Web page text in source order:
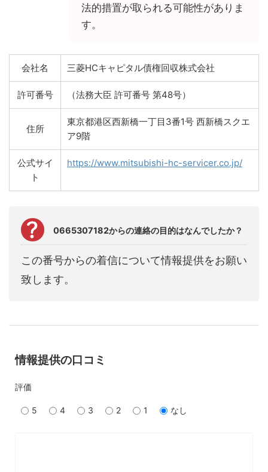
法的措置が取られる可能性がありま
す。
会社名 三菱HCキャピタル債権回収株式会社
許可番号 （法務大臣 許可番号 第48号）
住所
東京都港区西新橋一丁目3番1号 西新橋スクエ
ア9階
公式サイ
ト
https://www.mitsubishi-hc-servicer.co.jp/
0665307182からの連絡の目的はなんでしたか？
この番号からの着信について情報提供をお願い
致します。
情報提供の口コミ
評価
5 4 3 2 1 なし